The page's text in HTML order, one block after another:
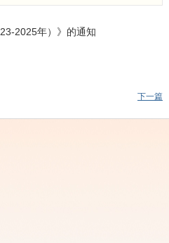
2025年）》的通知
下一篇